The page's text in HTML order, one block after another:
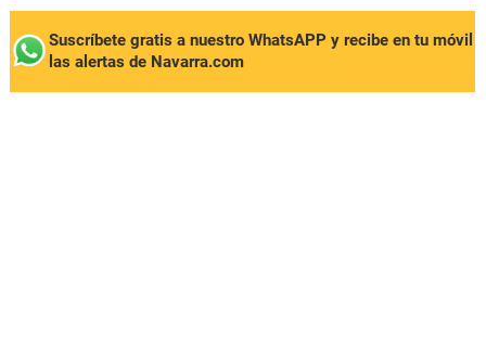
Suscríbete gratis a nuestro WhatsAPP y recibe en tu móvil
las alertas de Navarra.com